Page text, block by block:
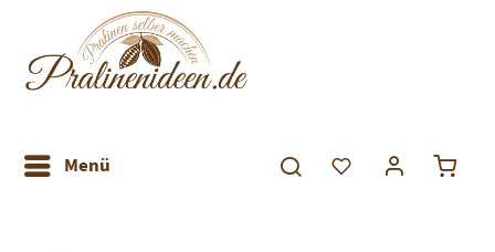
Menü